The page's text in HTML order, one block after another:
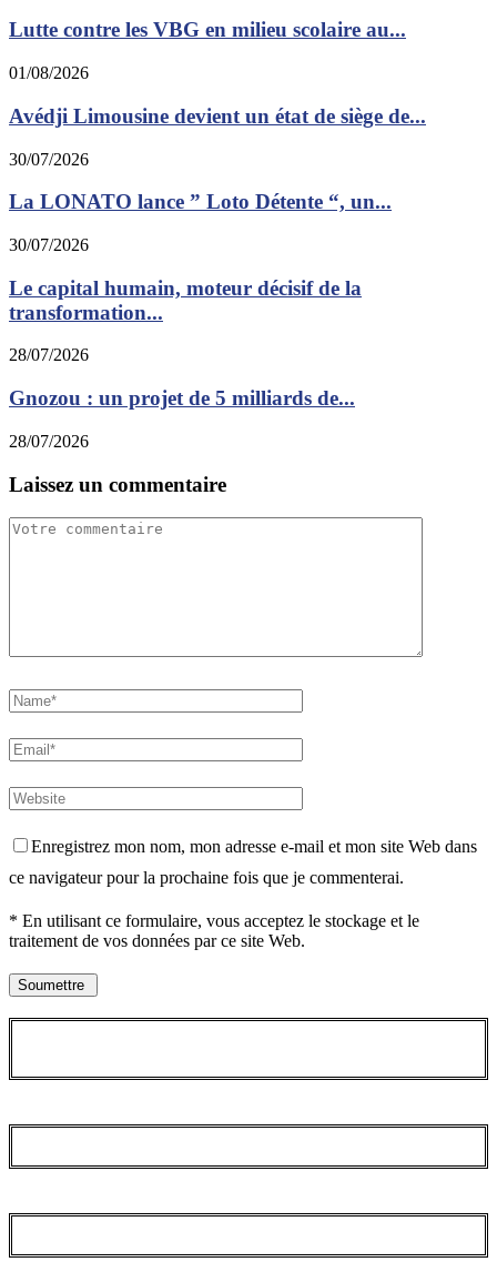
Lutte contre les VBG en milieu scolaire au...
01/08/2026
Avédji Limousine devient un état de siège de...
30/07/2026
La LONATO lance ” Loto Détente “, un...
30/07/2026
Le capital humain, moteur décisif de la
transformation...
28/07/2026
Gnozou : un projet de 5 milliards de...
28/07/2026
Laissez un commentaire
Enregistrez mon nom, mon adresse e-mail et mon site Web dans
ce navigateur pour la prochaine fois que je commenterai.
* En utilisant ce formulaire, vous acceptez le stockage et le
traitement de vos données par ce site Web.